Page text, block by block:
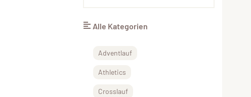
Alle Kategorien
Adventlauf
Athletics
Crosslauf